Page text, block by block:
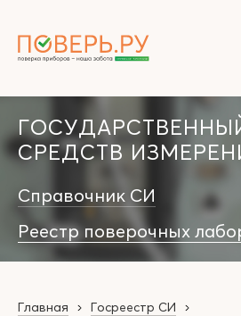
СРЕДСТВ
Справочник СИ
Реестр поверочных
Главная
Госреестр СИ